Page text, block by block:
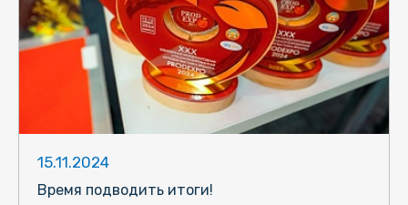
15.11.2024
Время подводить итоги!